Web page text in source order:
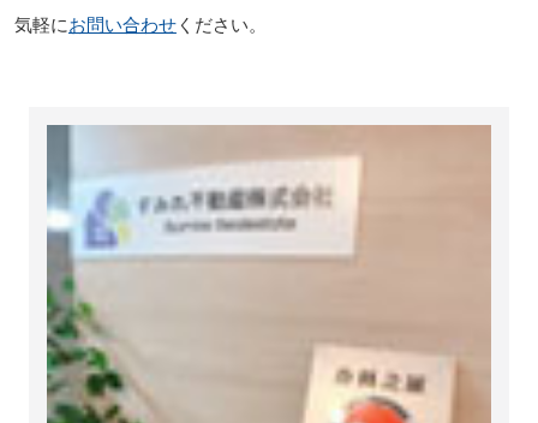
気軽にお問い合わせください。